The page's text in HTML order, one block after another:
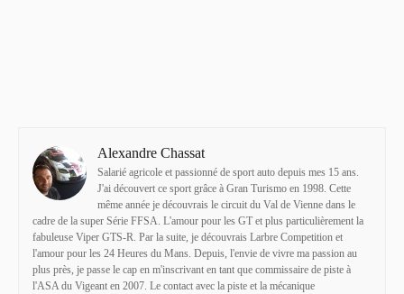
Alexandre Chassat
Salarié agricole et passionné de sport auto depuis mes 15 ans.
J'ai découvert ce sport grâce à Gran Turismo en 1998. Cette
même année je découvrais le circuit du Val de Vienne dans le
cadre de la super Série FFSA. L'amour pour les GT et plus particulièrement la
fabuleuse Viper GTS-R. Par la suite, je découvrais Larbre Competition et
l'amour pour les 24 Heures du Mans. Depuis, l'envie de vivre ma passion au
plus près, je passe le cap en m'inscrivant en tant que commissaire de piste à
l'ASA du Vigeant en 2007. Le contact avec la piste et la mécanique